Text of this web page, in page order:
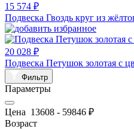
15 574 ₽
Подвеска Гвоздь круг из
20 028 ₽
Подвеска Петушок золотая с
Фильтр
Параметры
Цена 13608 - 59846 ₽
Возраст